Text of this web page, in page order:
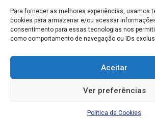
Para fornecer as melhores experiências, usamos
cookies para armazenar e/ou acessar
consentimento para essas tecnologias nos
como comportamento de navegação ou IDs
Aceitar
Ver preferências
Política de Cookies
JULHO 14, 2026
Entre em contato